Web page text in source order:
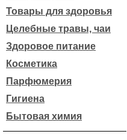
Товары для здоровья
Целебные травы, чаи
Здоровое питание
Косметика
Парфюмерия
Гигиена
Бытовая химия